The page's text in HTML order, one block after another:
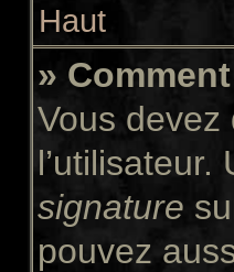
Haut
»
Vous devez
signature
pouvez